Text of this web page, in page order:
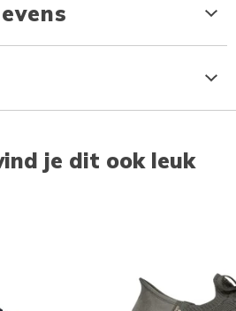
je dit ook leuk